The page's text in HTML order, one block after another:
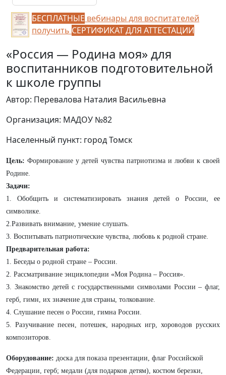
БЕСПЛАТНЫЕ вебинары для воспитателей
получить СЕРТИФИКАТ ДЛЯ АТТЕСТАЦИИ
«Россия — Родина моя» для
воспитанников подготовительной
к школе группы
Автор: Перевалова Наталия Васильевна
Организация: МАДОУ №82
Населенный пункт: город Томск
Цель: Формирование у детей чувства патриотизма и любви к своей
Родине.
Задачи:
1. Обобщить и систематизировать знания детей о России, ее
символике.
2.Развивать внимание, умение слушать.
3. Воспитывать патриотические чувства, любовь к родной стране.
Предварительная работа:
1. Беседы о родной стране – России.
2. Рассматривание энциклопедии «Моя Родина – Россия».
3. Знакомство детей с государственными символами России – флаг,
герб, гимн, их значение для страны, толкование.
4. Слушание песен о России, гимна России.
5. Разучивание песен, потешек, народных игр, хороводов русских
композиторов.
Оборудование: доска для показа презентации, флаг Российской
Федерации, герб; медали (для подарков детям), костюм березки,